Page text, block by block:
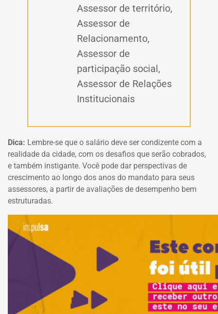
Assessor de território,
Assessor de
Relacionamento,
Assessor de
participação social,
Assessor de Relações
Institucionais
Dica: Lembre-se que o salário deve ser condizente com a
realidade da cidade, com os desafios que serão cobrados,
e também instigante. Você pode dar perspectivas de
crescimento ao longo dos anos do mandato para seus
assessores, a partir de avaliações de desempenho bem
estruturadas.